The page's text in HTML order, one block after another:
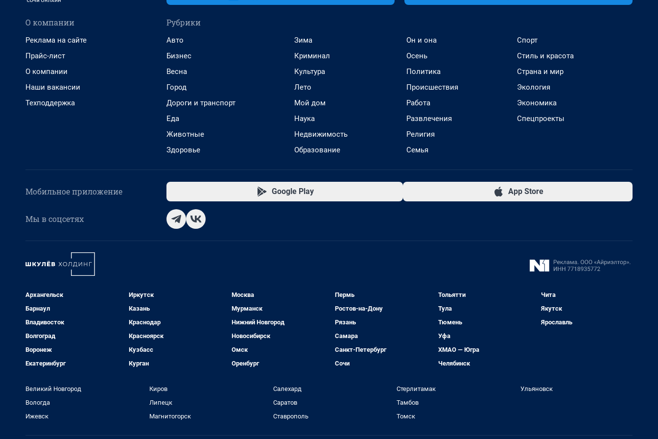
О компании
Реклама на сайте
Прайс-лист
О компании
Наши вакансии
Техподдержка
Рубрики
Авто
Бизнес
Весна
Город
Дороги и транспорт
Еда
Животные
Здоровье
Зима
Криминал
Культура
Лето
Мой дом
Наука
Недвижимость
Образование
Он и она
Осень
Политика
Происшествия
Работа
Развлечения
Религия
Семья
Спорт
Стиль и красота
Страна и мир
Экология
Экономика
Спецпроекты
Мобильное приложение Google Play App Store
Мы в соцсетях
Архангельск
Барнаул
Владивосток
Волгоград
Воронеж
Екатеринбург
Иркутск
Казань
Краснодар
Красноярск
Кузбасс
Курган
Москва
Мурманск
Нижний Новгород
Новосибирск
Омск
Оренбург
Пермь
Ростов-на-Дону
Рязань
Самара
Санкт-Петербург
Сочи
Тольятти
Тула
Тюмень
Уфа
ХМАО — Югра
Челябинск
Чита
Якутск
Ярославль
Великий Новгород
Вологда
Ижевск
Киров
Липецк
Магнитогорск
Салехард
Саратов
Ставрополь
Стерлитамак
Тамбов
Томск
Ульяновск